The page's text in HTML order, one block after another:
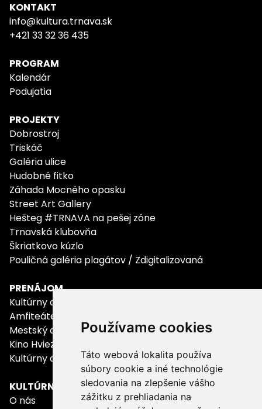
Používame cookies
Táto webová lokalita používa
súbory cookie a iné technológie
sledovania na zlepšenie vášho
zážitku z prehliadania na
KONTAKT
info@kultura.trnava.sk
+421 33 32 36 435
PROGRAM
Kalendár
Podujatia
PROJEKTY
Dobrostroj
Triskáč
Galéria ulice
Hudobné fitko
Záhada Mocného opasku
Street Art Gallery
Hešteg #TRNAVA na pešej zóne
Trnavská klubovňa
Škriatkovo kúzlo
Pouličná galéria plagátov / Zdigitalizovaná
PRENÁJOM
Kultúrny dom Kopánka
Amfiteáter Kamenný mlyn
Mestský amfiteáter
Kino Hviezda
Kultúrny dom Modranka
KULTÚRNE STREDISKO
O nás